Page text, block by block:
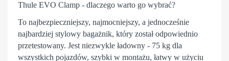
Thule EVO Clamp - dlaczego warto go wybrać?
To najbezpieczniejszy, najmocniejszy, a jednocześnie
najbardziej stylowy bagażnik, który został odpowiednio
przetestowany. Jest niezwykle ładowny - 75 kg dla
wszystkich pojazdów, szybki w montażu, łatwy w użyciu